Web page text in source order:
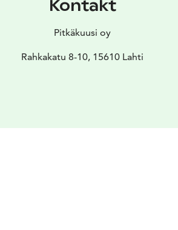
Kontakt
Pitkäkuusi oy
Rahkakatu 8-10, 15610 Lahti